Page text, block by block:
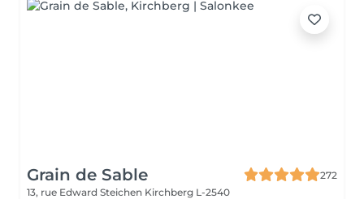
Grain de Sable
272
13, rue Edward Steichen Kirchberg L-2540